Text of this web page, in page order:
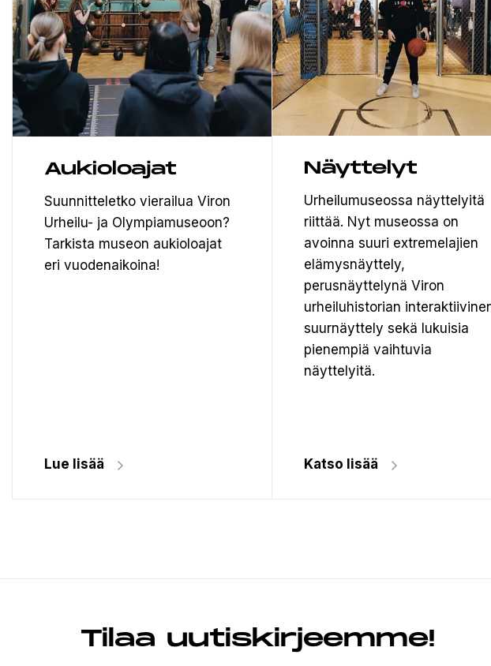
Aukioloajat
Suunnitteletko vierailua Viron
Urheilu- ja Olympiamuseoon?
Tarkista museon aukioloajat
eri vuodenaikoina!
Lue lisää
Näyttelyt
Urheilumuseossa näyttelyitä
riittää. Nyt museossa on
avoinna suuri extremelajien
elämysnäyttely,
perusnäyttelynä Viron
urheiluhistorian
suurnäyttely sekä lukuisia
pienempiä vaihtuvia
näyttelyitä.
Katso lisää
Tilaa uutiskirjeemme!